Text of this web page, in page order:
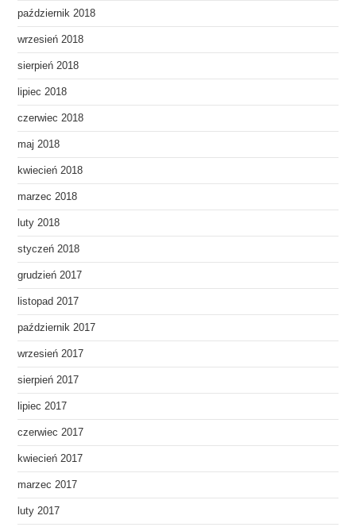
październik 2018
wrzesień 2018
sierpień 2018
lipiec 2018
czerwiec 2018
maj 2018
kwiecień 2018
marzec 2018
luty 2018
styczeń 2018
grudzień 2017
listopad 2017
październik 2017
wrzesień 2017
sierpień 2017
lipiec 2017
czerwiec 2017
kwiecień 2017
marzec 2017
luty 2017